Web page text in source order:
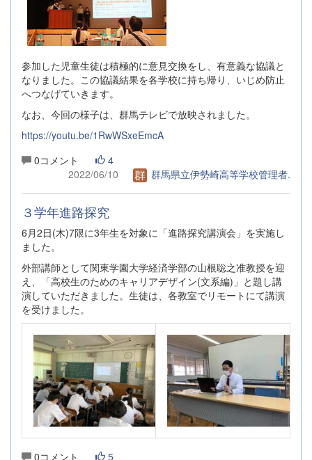
参加した児童生徒は積極的に意見交換をし、有意義な協議と
なりました。この協議結果を各学校に持ち帰り、いじめ防止
へつなげていきます。
なお、今回の様子は、群馬テレビで放映されました。
https://youtu.be/1RwWSxeEmcA
0コメント
4
2022/06/10
群馬県立伊勢崎高等学校管理者.
３学年進路探究
6月2日(木)7限に3年生を対象に「進路探究講演会」を実施し
ました。
外部講師として関東学園大学経済学部の山根聡之准教授を迎
え、「高校生のためのキャリアデザイン(文系編)」と題し講
演していただきました。生徒は、各教室でリモートにて講演
を受けました。
0コメント
5